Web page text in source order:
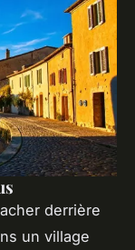
derrière
un village